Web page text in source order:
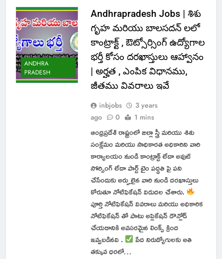
ANDHRA
PRADESH
Andhrapradesh Jobs | శిశు
గృహ మరియు బాలసదన్ లలో
కాంట్రాక్ట్ , ఔట్సోర్సింగ్ ఉద్యోగాల
భర్తీ కోసం దరఖాస్తులు ఆహ్వానం
| అర్హత , ఎంపిక విధానము,
జీతము వివరాలు ఇవే
inbjobs
3 years
ago
0 1 mins
ఆంధ్రప్రదేశ్ రాష్ట్రంలో జిల్లా స్త్రీ మరియు శిశు
సంక్షేమం మరియు సాధికారత అధికారిని వారి
కార్యాలయం నుండి కాంట్రాక్ట్ లేదా అవుట్
సోర్సింగ్ లేదా పార్ట్ టైం పద్ధతి పై పని
చేసేందుకు అర్హులైన వారి నుండి దరఖాస్తులు
కోరుతూ నోటిఫికేషన్ విడుదల చేశారు.
పూర్తి నోటిఫికేషన్ వివరాలు మరియు అధికారిక
నోటిఫికేషన్ తో పాటు అప్లికేషన్ డౌన్లోడ్
చేయడానికి అవసరమైన లింక్స్ క్రింద
ఇవ్వబడినవి .
పేద నిరుద్యోగులకు అతి
తక్కువ ధరలో…